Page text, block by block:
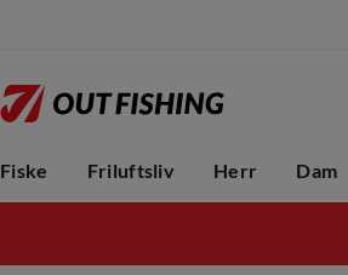
Fiske Friluftsliv Herr Dam